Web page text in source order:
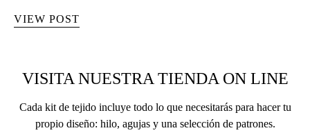
VIEW POST
VISITA NUESTRA TIENDA ON LINE
Cada kit de tejido incluye todo lo que necesitarás para hacer tu
propio diseño: hilo, agujas y una selección de patrones.